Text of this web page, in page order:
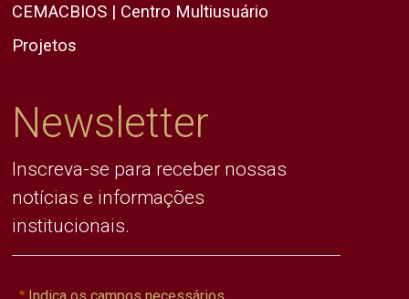
CEMACBIOS | Centro Multiusuário
Projetos
Newsletter
Inscreva-se para receber nossas
notícias e informações
institucionais.